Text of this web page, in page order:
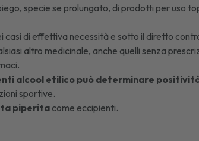
specie se prolungato, di prodotti per uso
casi di effettiva necessità e sotto il diretto
altro medicinale, anche quelli senza
alcool etilico può determinare
sportive.
piperita come eccipienti.